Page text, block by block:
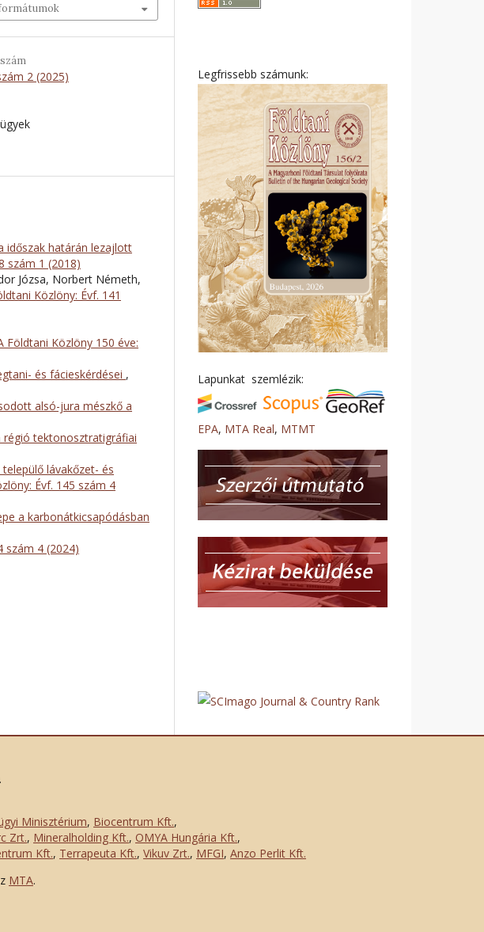
2 (2025)
időszak határán lezajlott
szám 1 (2018)
Józsa, Norbert Németh,
Közlöny: Évf. 141
Földtani Közlöny 150 éve:
és fácieskérdései ,
alsó-jura mészkő a
régió tektonosztratigráfiai
lávakőzet- és
Évf. 145 szám 4
a karbonátkicsapódásban
szám 4 (2024)
Legfrissebb számunk:
Lapunkat szemlézik:
EPA, MTA Real, MTMT
.
Minisztérium, Biocentrum Kft.,
Zrt., Mineralholding Kft., OMYA Hungária Kft.,
Kft., Terrapeuta Kft., Vikuv Zrt., MFGI, Anzo Perlit Kft.
MTA.